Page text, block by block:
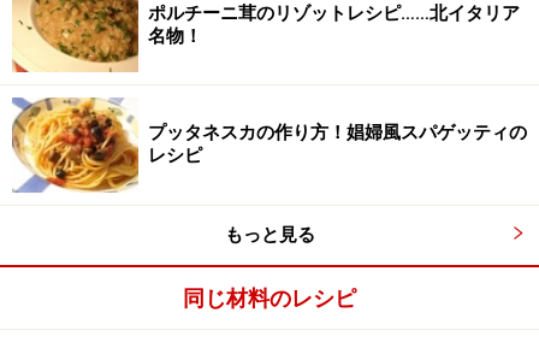
ポルチーニ茸のリゾットレシピ……北イタリア
名物！
プッタネスカの作り方！娼婦風スパゲッティの
レシピ
もっと見る
同じ材料のレシピ